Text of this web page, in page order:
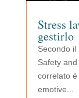
Stress
gestirlo
Secondo
Safety
correlato è
emotive...